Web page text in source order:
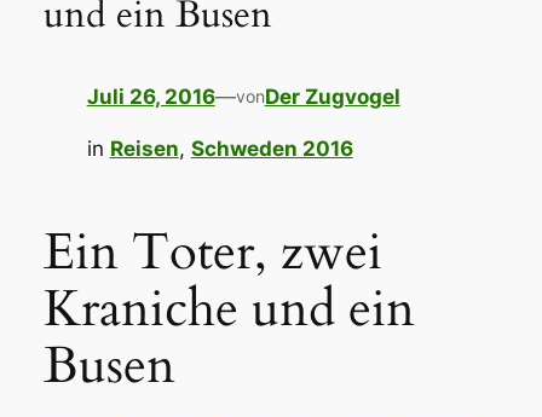
und ein Busen
Juli 26, 2016—vonDer Zugvogel
in Reisen, Schweden 2016
Ein Toter, zwei
Kraniche und ein
Busen